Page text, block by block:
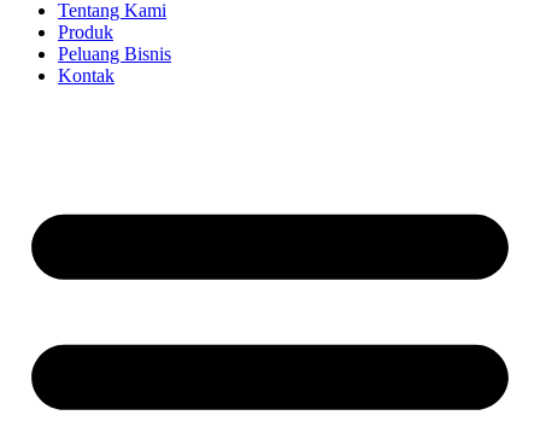
Tentang Kami
Produk
Peluang Bisnis
Kontak